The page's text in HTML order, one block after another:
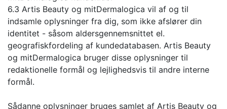
6.3 Artis Beauty og mitDermalogica vil af og til
indsamle oplysninger fra dig, som ikke afslører din
identitet - såsom aldersgennemsnittet el.
geografiskfordeling af kundedatabasen. Artis Beauty
og mitDermalogica bruger disse oplysninger til
redaktionelle formål og lejlighedsvis til andre interne
formål.
Sådanne oplysninger bruges samlet af Artis Beauty og